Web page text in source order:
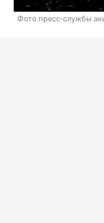
Фото пресс-службы